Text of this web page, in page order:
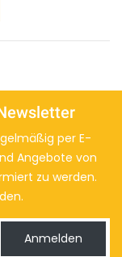
per E-
Angebote von
zu werden.
Anmelden